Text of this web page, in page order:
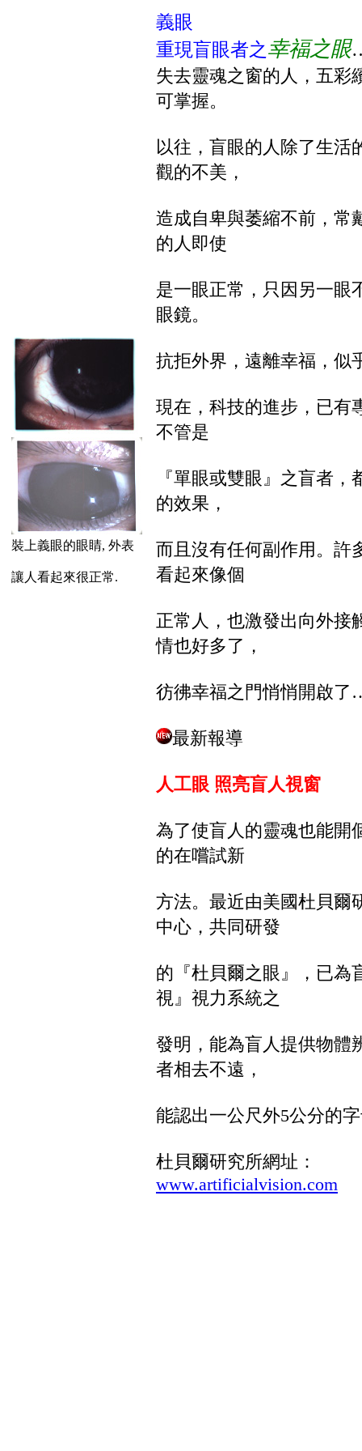
裝上義眼的眼睛, 外表
讓人看起來很正常.
義眼
重現盲眼者之幸福之眼
失去靈魂之窗的人，五彩
可掌握。
以往，盲眼的人除了生活
觀的不美，
造成自卑與萎縮不前，常
的人即使
是一眼正常，只因另一眼
眼鏡。
抗拒外界，遠離幸福，似
現在，科技的進步，已有
不管是
『單眼或雙眼』之盲者
的效果，
而且沒有任何副作用。許
看起來像個
正常人，也激發出向外接
情也好多了，
彷彿幸福之門悄悄開啟
最新報導
人工眼 照亮盲人視窗
為了使盲人的靈魂也能開
的在嚐試新
方法。最近由美國杜貝爾
中心，共同研發
的『杜貝爾之眼』，已為
視』視力系統之
發明，能為盲人提供物體
者相去不遠，
能認出一公尺外5公分的
杜貝爾研究所網址：
www.artificialvision.com